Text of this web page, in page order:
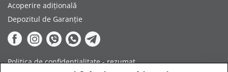
Acoperire adițională
Depozitul de Garanție
Politica de confidențialitate - rezumat